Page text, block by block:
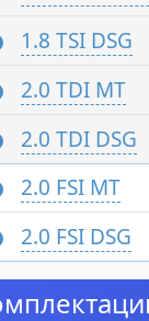
1.8 TSI DSG
2.0 TDI MT
2.0 TDI DSG
2.0 FSI MT
2.0 FSI DSG